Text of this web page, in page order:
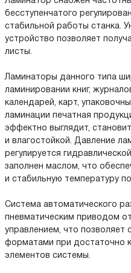
бесступенчатого
стабильной работы станка.
устройство позволяет
листы.
Ламинаторы данного типа
ламинировании книг,
календарей, карт,
ламинации печатная
эффектно выглядит,
и влагостойкой. Давление
регулируется
заполнен маслом, что
и стабильную температуру
Система автоматического
пневматическим приводом
управлением, что позволяет
форматами при достаточно
элементов системы.